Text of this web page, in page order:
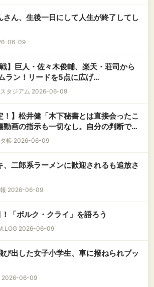
さん、生後一日にして人生が終了してし
06-09
戦】巨人・佐々木俊輔、楽天・荘司から
ラン！リードを5点に広げ
！！！！！！！！！！
スタジアム 2026-06-09
！】松井健「木下秘書とは直接会ったこ
動画の指示も一切なし。自分の判断で作
タ帳 2026-06-09
、二郎系ラーメンに歓迎されるも追放さ
報 2026-06-09
「ボルク・クライ」を語ろう
2026-06-09
び出した女子小学生、車に撥ねられブッ
2026-06-09